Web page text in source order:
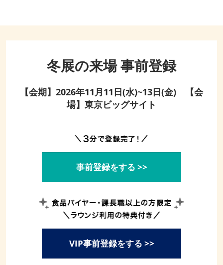
冬展の来場 事前登録
【会期】2026年11月11日(水)~13日(金) 【会
場】東京ビッグサイト
事前登録をする >>
VIP事前登録をする >>